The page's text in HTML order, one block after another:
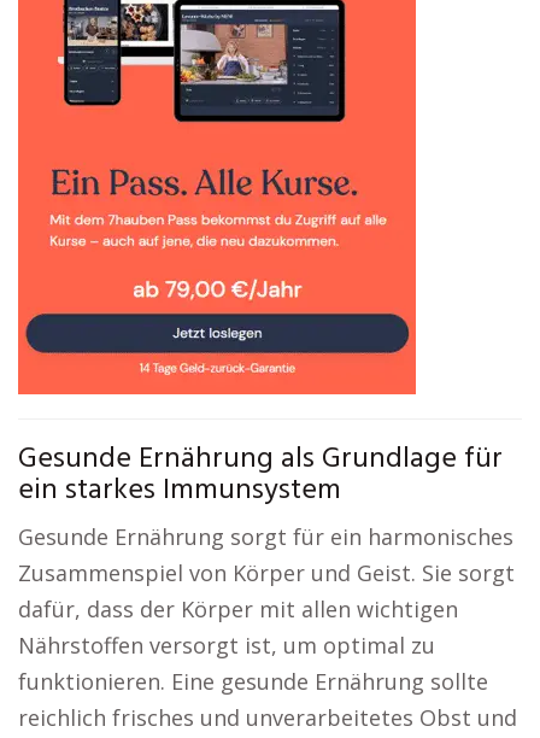
Gesunde Ernährung als Grundlage für
ein starkes Immunsystem
Gesunde Ernährung sorgt für ein harmonisches
Zusammenspiel von Körper und Geist. Sie sorgt
dafür, dass der Körper mit allen wichtigen
Nährstoffen versorgt ist, um optimal zu
funktionieren. Eine gesunde Ernährung sollte
reichlich frisches und unverarbeitetes Obst und